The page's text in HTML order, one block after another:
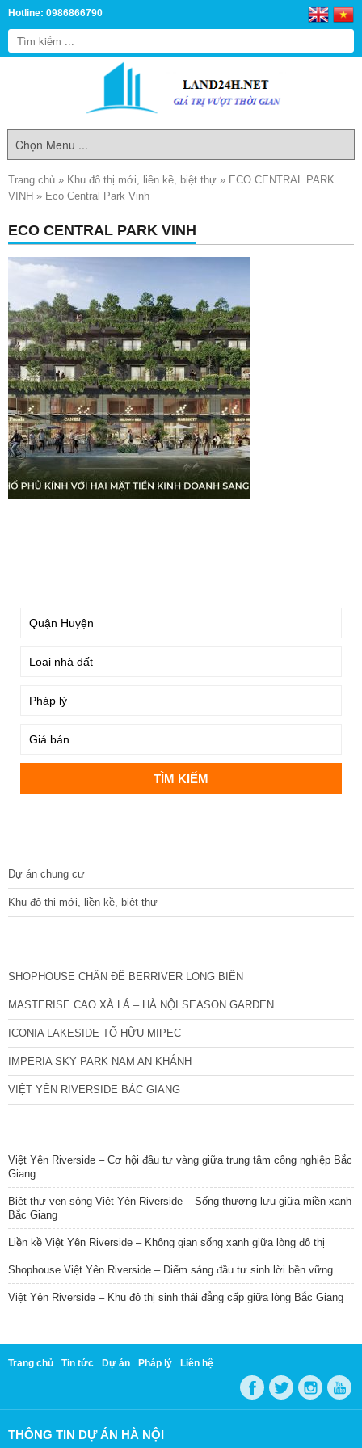
Hotline: 0986866790
Trang chủ » Khu đô thị mới, liền kề, biệt thự » ECO CENTRAL PARK
VINH » Eco Central Park Vinh
ECO CENTRAL PARK VINH
Dự án chung cư
Khu đô thị mới, liền kề, biệt thự
SHOPHOUSE CHÂN ĐẾ BERRIVER LONG BIÊN
MASTERISE CAO XÀ LÁ – HÀ NỘI SEASON GARDEN
ICONIA LAKESIDE TỐ HỮU MIPEC
IMPERIA SKY PARK NAM AN KHÁNH
VIỆT YÊN RIVERSIDE BẮC GIANG
Việt Yên Riverside – Cơ hội đầu tư vàng giữa trung tâm công nghiệp Bắc
Giang
Biệt thự ven sông Việt Yên Riverside – Sống thượng lưu giữa miền xanh
Bắc Giang
Liền kề Việt Yên Riverside – Không gian sống xanh giữa lòng đô thị
Shophouse Việt Yên Riverside – Điểm sáng đầu tư sinh lời bền vững
Việt Yên Riverside – Khu đô thị sinh thái đẳng cấp giữa lòng Bắc Giang
Trang chủ Tin tức Dự án Pháp lý Liên hệ
THÔNG TIN DỰ ÁN HÀ NỘI